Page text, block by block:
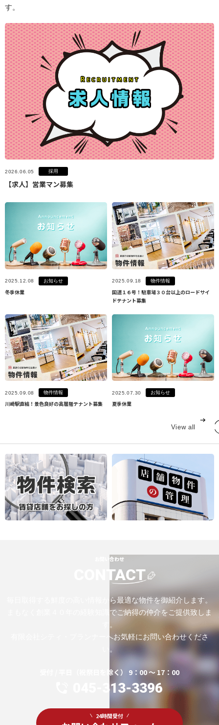
す。
2026.06.05 採用
【求人】営業マン募集
2025.12.08 お知らせ
冬季休業
2025.09.18 物件情報
国道１６号！駐車場３０台以上のロードサイ
ドテナント募集
2025.09.08 物件情報
川崎駅直結！景色良好の高層階テナント募集
2025.07.30 お知らせ
夏季休業
View all
お問い合わせ
CONTACT
毎日取得する鮮度の高い情報から最適な物件を御紹介します。
まもなく創業４０年の経験知識でご納得の仲介をご提供致しま
す。
有限会社シティ・プランナーへお気軽にお問い合わせくださ
い。
受付 / 平日（祝祭日を除く） 9：00 ～ 17：00
045-313-3396
24時間受付